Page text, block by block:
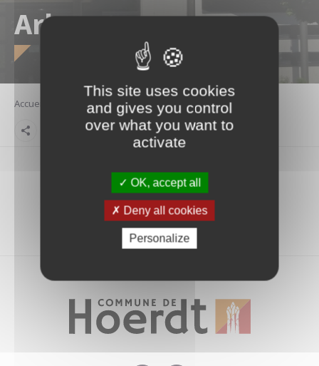
Arbres
Accueil Visite guidee Parcours santé Flore
Partager la page
This site uses cookies
and gives you control
over what you want to
activate
OK, accept all
Deny all cookies
Personalize